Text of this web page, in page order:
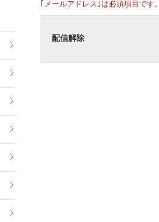
｢メールアドレス｣は必須項目です。
配信解除